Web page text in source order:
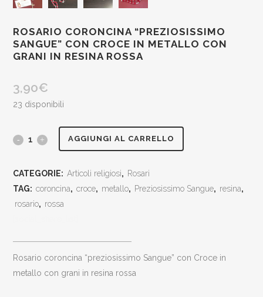
ROSARIO CORONCINA “PREZIOSISSIMO
SANGUE” CON CROCE IN METALLO CON
GRANI IN RESINA ROSSA
3,90€
23 disponibili
Rosario
Sangue"
AGGIUNGI AL CARRELLO
CATEGORIE: Articoli religiosi, Rosari
TAG: coroncina, croce, metallo, Preziosissimo Sangue, resina,
rosario, rossa
Rosario coroncina “preziosissimo Sangue” con Croce in
metallo con grani in resina rossa